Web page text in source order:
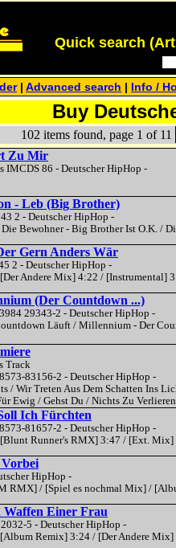
Quick search
|Advanced search Info /
Buy
102 items found, page 1 of 11
Zu Mir
IMCDS 86 - Deutscher HipHop -
- Leb (Big Brother)
2 - Deutscher HipHop -
Bewohner - Big Brother Ist O.K. /
Gern Anders Wär
2 - Deutscher HipHop -
Andere Mix] 4:22 / [Instrumental]
(Der Countdown ...)
29343-2 - Deutscher HipHop -
Läuft / Millennium - Der
Track
83156-2 - Deutscher HipHop -
/ Wir Treten Aus Dem Schatten Ins
Ewig / Gehst Du / Nichts Zu
Ich Fürchten
81657-2 - Deutscher HipHop -
Runner's RMX] 3:47 / [Ext.
HipHop -
RMX] / [Spiel es nochmal Mix] /
Einer Frau
5 - Deutscher HipHop -
Remix] 3:24 / [Der Andere